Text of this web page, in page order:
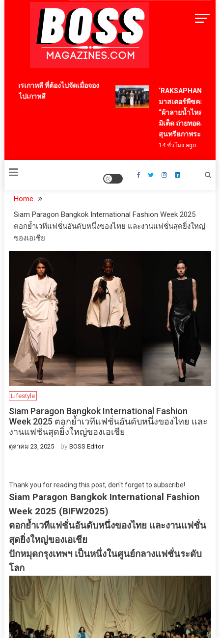
BossMagazinesThailand
ารเกาหลี ที่ต้องไปจัดเมื่อจอง
นไปเกาหลี
‘RAKSAPHAN’ เปิดฉ
มาสเตอร์พีซคอลเลกชัน
“ผ้าลายน้ำไหล” สู่ชิ้นง
มิเต็ด ถ่ายทอดภูมิปัญญา
สุนทรียภาพระดับสากล
14 ชั่วโมง ago
Home
Siam Paragon Bangkok International Fashion Week 2025
ตอกย้ำเวทีแฟชั่นอันดับหนึ่งของไทย และงานแฟชั่นสุดยิ่งใหญ่
ของเอเชีย
Lifestyle
Siam Paragon Bangkok International Fashion
Week 2025 ตอกย้ำเวทีแฟชั่นอันดับหนึ่งของไทย และ
งานแฟชั่นสุดยิ่งใหญ่ของเอเชีย
ตุลาคม 23, 2025 by BOSS Editor
Thank you for reading this post, don't forget to subscribe!
Siam Paragon Bangkok International Fashion
Week 2025 (BIFW2025)
ตอกย้ำเวทีแฟชั่นอันดับหนึ่งของไทย และงานแฟชั่น
สุดยิ่งใหญ่ของเอเชีย
ปักหมุดกรุงเทพฯ เป็นหนึ่งในศูนย์กลางแฟชั่นระดับ
โลก